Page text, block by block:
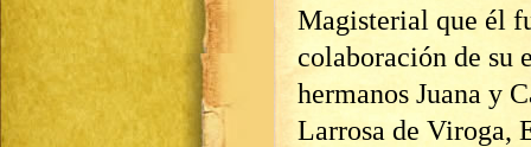
Magisterial que él
colaboración de su
hermanos Juana y
Larrosa de Viroga,